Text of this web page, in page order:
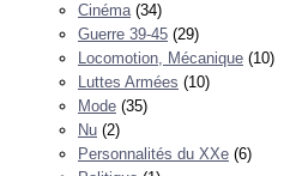
Cinéma (34)
Guerre 39-45 (29)
Locomotion, Mécanique (10)
Luttes Armées (10)
Mode (35)
Nu (2)
Personnalités du XXe (6)